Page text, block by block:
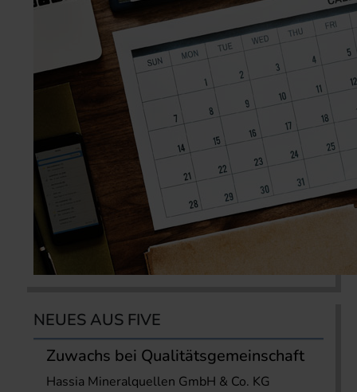
NEUES AUS FIVE
Zuwachs bei Qualitätsgemeinschaft
Hassia Mineralquellen GmbH & Co. KG